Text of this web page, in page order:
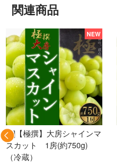
関連商品
[B]【極撰】大房シャインマ
スカット 1房(約750g)
（冷蔵）